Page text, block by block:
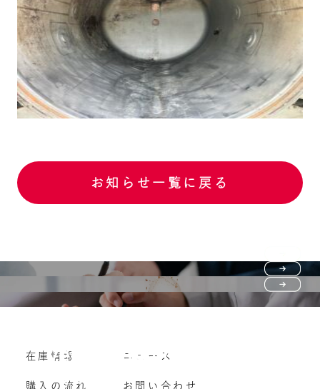
お知らせ一覧に戻る
購入の流れ
よくいただくご質問
Vehicle purchase
車両買い取り
在庫情報
購入の流れ
ニュース
お問い合わせ